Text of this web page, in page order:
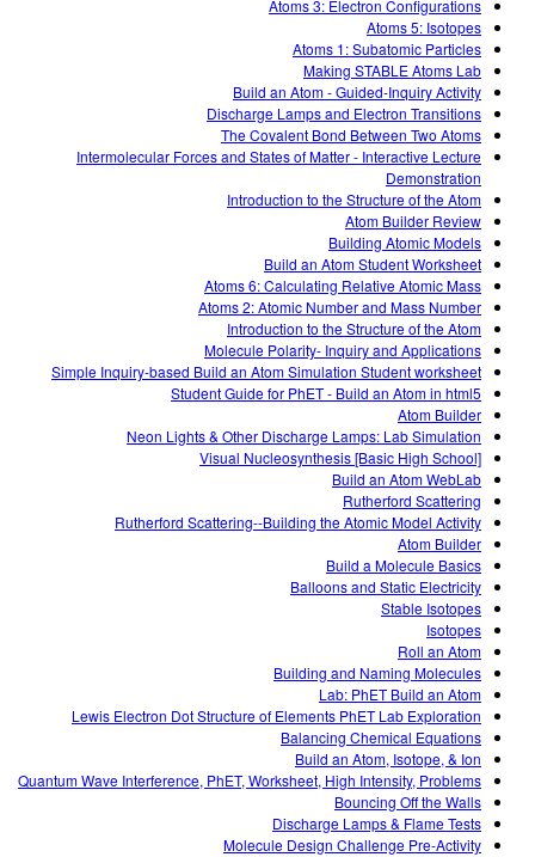
Atoms 3: Electron Configurations
Atoms 5: Isotopes
Atoms 1: Subatomic Particles
Making STABLE Atoms Lab
Build an Atom - Guided-Inquiry Activity
Discharge Lamps and Electron Transitions
The Covalent Bond Between Two Atoms
Intermolecular Forces and States of Matter - Interactive Lecture
Demonstration
Introduction to the Structure of the Atom
Atom Builder Review
Building Atomic Models
Build an Atom Student Worksheet
Atoms 6: Calculating Relative Atomic Mass
Atoms 2: Atomic Number and Mass Number
Introduction to the Structure of the Atom
Molecule Polarity- Inquiry and Applications
Simple Inquiry-based Build an Atom Simulation Student worksheet
Student Guide for PhET - Build an Atom in html5
Atom Builder
Neon Lights & Other Discharge Lamps: Lab Simulation
Visual Nucleosynthesis [Basic High School]
Build an Atom WebLab
Rutherford Scattering
Rutherford Scattering--Building the Atomic Model Activity
Atom Builder
Build a Molecule Basics
Balloons and Static Electricity
Stable Isotopes
Isotopes
Roll an Atom
Building and Naming Molecules
Lab: PhET Build an Atom
Lewis Electron Dot Structure of Elements PhET Lab Exploration
Balancing Chemical Equations
Build an Atom, Isotope, & Ion
Quantum Wave Interference, PhET, Worksheet, High Intensity, Problems
Bouncing Off the Walls
Discharge Lamps & Flame Tests
Molecule Design Challenge Pre-Activity